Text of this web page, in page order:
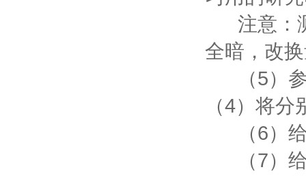
注意：测
全暗，改
（5）参
（4）将
（6）给
（7）给